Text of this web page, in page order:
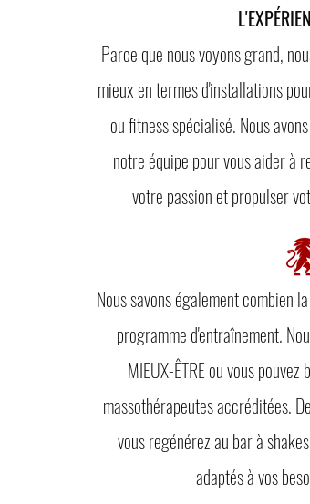
Parce que nous voyons grand,
mieux en termes d'installations
ou fitness spécialisé. Nous
notre équipe pour vous aider à
votre passion et propulser
Nous savons également combien
programme d'entraînement.
MIEUX-ÊTRE ou vous
massothérapeutes accréditées.
vous regénérez au bar à
adaptés à vos